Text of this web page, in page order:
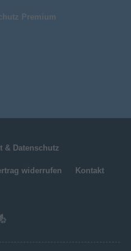
Premium
& Datenschutz
widerrufen Kontakt